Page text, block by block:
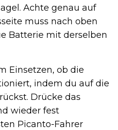
Achte genau auf
muss nach oben
Batterie mit derselben
Einsetzen, ob die
indem du auf die
Drücke das
wieder fest
Picanto-Fahrer